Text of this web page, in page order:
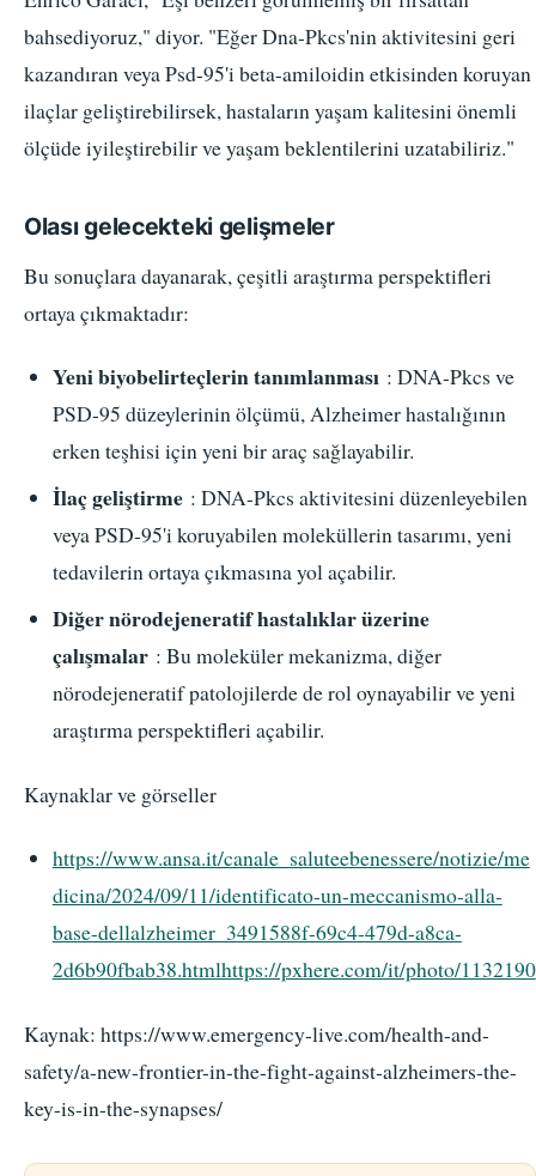
bahsediyoruz," diyor. "Eğer Dna-Pkcs'nin aktivitesini geri
kazandıran veya Psd-95'i beta-amiloidin etkisinden koruyan
ilaçlar geliştirebilirsek, hastaların yaşam kalitesini önemli
ölçüde iyileştirebilir ve yaşam beklentilerini uzatabiliriz."
Olası gelecekteki gelişmeler
Bu sonuçlara dayanarak, çeşitli araştırma perspektifleri
ortaya çıkmaktadır:
Yeni biyobelirteçlerin tanımlanması: DNA-Pkcs ve
PSD-95 düzeylerinin ölçümü, Alzheimer hastalığının
erken teşhisi için yeni bir araç sağlayabilir.
İlaç geliştirme: DNA-Pkcs aktivitesini düzenleyebilen
veya PSD-95'i koruyabilen moleküllerin tasarımı, yeni
tedavilerin ortaya çıkmasına yol açabilir.
Diğer nörodejeneratif hastalıklar üzerine
çalışmalar: Bu moleküler mekanizma, diğer
nörodejeneratif patolojilerde de rol oynayabilir ve yeni
araştırma perspektifleri açabilir.
Kaynaklar ve görseller
https://www.ansa.it/canale_saluteebenessere/notizie/me
dicina/2024/09/11/identificato-un-meccanismo-alla-
base-dellalzheimer_3491588f-69c4-479d-a8ca-
2d6b90fbab38.htmlhttps://pxhere.com/it/photo/1132190
Kaynak: https://www.emergency-live.com/health-and-
safety/a-new-frontier-in-the-fight-against-alzheimers-the-
key-is-in-the-synapses/